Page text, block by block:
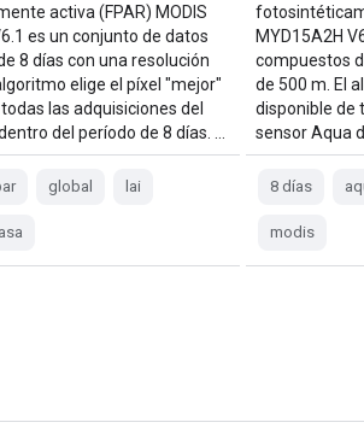
activa (FPAR) MODIS
es un conjunto de datos
8 días con una resolución
elige el píxel "mejor"
las adquisiciones del
del período de 8 días. …
global lai
MYD15A2H
compuestos
de 500 m. El
disponible de
sensor Aqua
8 días
modis